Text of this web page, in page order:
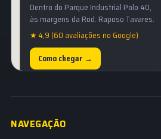
Dentro do Parque Industrial Polo 40,
às margens da Rod. Raposo Tavares.
★ 4,9 (60 avaliações no Google)
Como chegar →
NAVEGAÇÃO